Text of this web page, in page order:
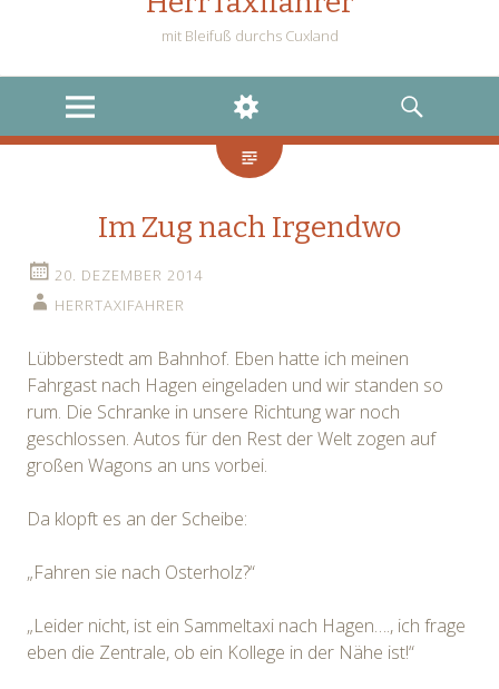
mit Bleifuß durchs Cuxland
MENU
WIDGETS
SEARCH
Im Zug nach Irgendwo
20. DEZEMBER 2014
HERRTAXIFAHRER
Lübberstedt am Bahnhof. Eben hatte ich meinen
Fahrgast nach Hagen eingeladen und wir standen so
rum. Die Schranke in unsere Richtung war noch
geschlossen. Autos für den Rest der Welt zogen auf
großen Wagons an uns vorbei.
Da klopft es an der Scheibe:
„Fahren sie nach Osterholz?“
„Leider nicht, ist ein Sammeltaxi nach Hagen…., ich frage
eben die Zentrale, ob ein Kollege in der Nähe ist!“